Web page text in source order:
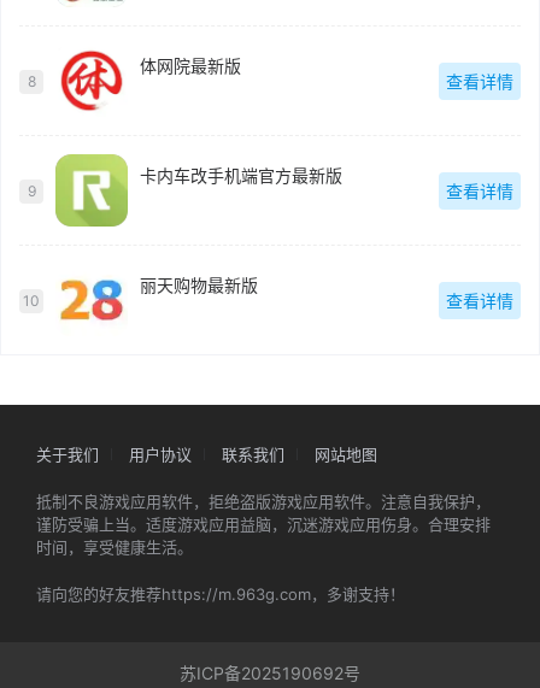
8
体网院最新版
查看详情
9
卡内车改手机端官方最新版
查看详情
10
丽天购物最新版
查看详情
关于我们 用户协议 联系我们 网站地图
抵制不良游戏应用软件，拒绝盗版游戏应用软件。注意自我保护，
谨防受骗上当。适度游戏应用益脑，沉迷游戏应用伤身。合理安排
时间，享受健康生活。
请向您的好友推荐https://m.963g.com，多谢支持！
苏ICP备2025190692号